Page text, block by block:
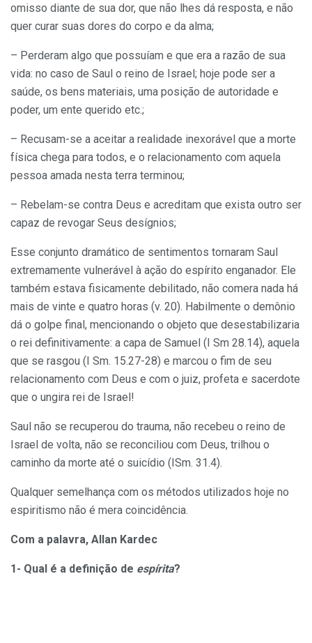
omisso diante de sua dor, que não lhes dá resposta, e não
quer curar suas dores do corpo e da alma;
– Perderam algo que possuíam e que era a razão de sua
vida: no caso de Saul o reino de Israel; hoje pode ser a
saúde, os bens materiais, uma posição de autoridade e
poder, um ente querido etc.;
– Recusam-se a aceitar a realidade inexorável que a morte
física chega para todos, e o relacionamento com aquela
pessoa amada nesta terra terminou;
– Rebelam-se contra Deus e acreditam que exista outro ser
capaz de revogar Seus desígnios;
Esse conjunto dramático de sentimentos tornaram Saul
extremamente vulnerável à ação do espírito enganador. Ele
também estava fisicamente debilitado, não comera nada há
mais de vinte e quatro horas (v. 20). Habilmente o demônio
dá o golpe final, mencionando o objeto que desestabilizaria
o rei definitivamente: a capa de Samuel (I Sm 28.14), aquela
que se rasgou (I Sm. 15.27-28) e marcou o fim de seu
relacionamento com Deus e com o juiz, profeta e sacerdote
que o ungira rei de Israel!
Saul não se recuperou do trauma, não recebeu o reino de
Israel de volta, não se reconciliou com Deus, trilhou o
caminho da morte até o suicídio (ISm. 31.4).
Qualquer semelhança com os métodos utilizados hoje no
espiritismo não é mera coincidência.
Com a palavra, Allan Kardec
1- Qual é a definição de espírita?